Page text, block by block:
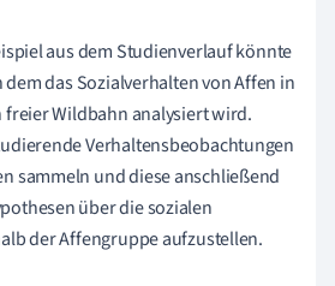
aus dem Studienverlauf könnte
das Sozialverhalten von Affen in
freier Wildbahn analysiert wird.
Verhaltensbeobachtungen
sammeln und diese anschließend
über die sozialen
der Affengruppe aufzustellen.